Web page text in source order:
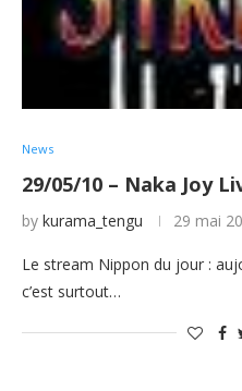
News
29/05/10 – Naka Joy
by kurama_tengu 29 mai
Le stream Nippon du jour :
c’est surtout…